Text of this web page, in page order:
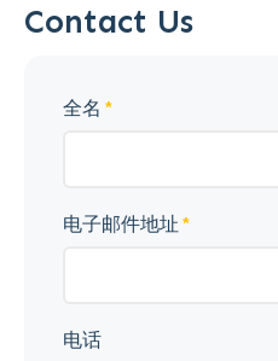
Contact Us
全名
电子邮件地址
电话